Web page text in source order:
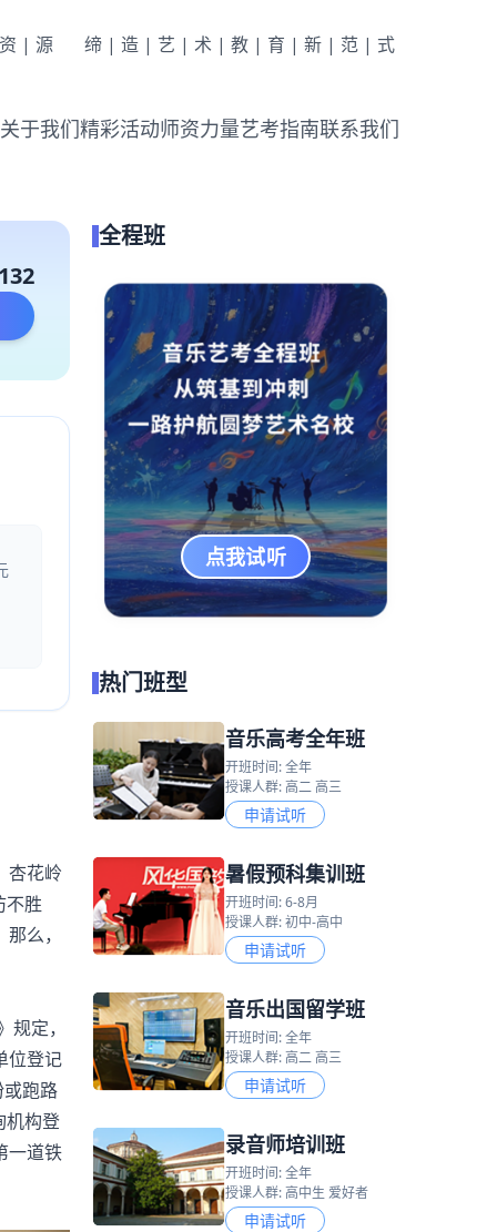
|源 缔|造|艺|术|教|育|新|范|式
关于我们精彩活动师资力量艺考指南联系我们
杏花岭
不胜
么，
定，
位登记
跑路
机构登
一道铁
全程班
点我试听
热门班型
音乐高考全年班
开班时间: 全年
授课人群: 高二 高三
申请试听
暑假预科集训班
开班时间: 6-8月
授课人群: 初中-高中
申请试听
音乐出国留学班
开班时间: 全年
授课人群: 高二 高三
申请试听
录音师培训班
开班时间: 全年
授课人群: 高中生 爱好者
申请试听